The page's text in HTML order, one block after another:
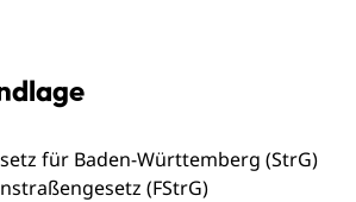
für Baden-Württemberg (StrG)
(FStrG)